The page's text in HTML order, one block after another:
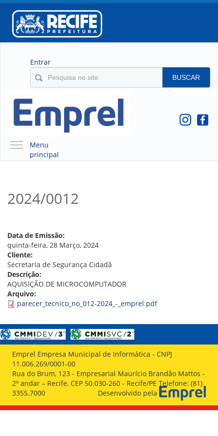
Entrar
BUSCAR
Menu
principal
O QUE É A EMPREL
CONSELHOS
LOCALIZAÇÃO
GESTORES
GOVERNANÇA
NOTÍCIAS
COMPRAS
COMISSÕES
LICITAÇÕES
REGULAMENTO INTERNO DE LICITAÇÕES E
CONTRATO
GESTÃO DE PESSOAS
COLABORADORES
2024/0012
Data de Emissão:
quinta-feira, 28 Março, 2024
Cliente:
Secretaria de Segurança Cidadã
Descrição:
AQUISIÇÃO DE MICROCOMPUTADOR
Arquivo:
parecer_tecnico_no_012-2024_-_emprel.pdf
Emprel Empresa Municipal de Informática - CNPJ
11.006.269/0001-00
Rua do Brum, 123 - Empresarial Maurício Brandão Mattos -
2º andar – Recife, CEP 50.030-260 - Recife/PE Telefone: (81)
3355.7000
Desenvolvido pela